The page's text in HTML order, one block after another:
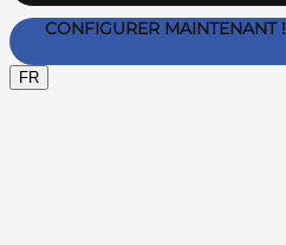
CONFIGURER MAINTENANT !
FR